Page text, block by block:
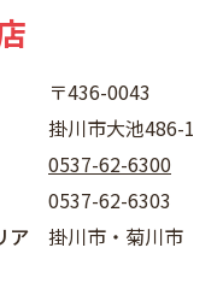
〒436-0043
掛川市大池486-1
0537-62-6300
0537-62-6303
ア
掛川市・菊川市